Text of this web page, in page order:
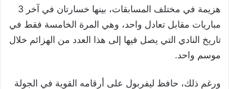
هزيمة في مختلف المسابقات، بينها خسارتان في آخر 3
مباريات مقابل تعادل واحد، وهي المرة الخامسة فقط في
تاريخ النادي التي يصل فيها إلى هذا العدد من الهزائم خلال
موسم واحد.
ورغم ذلك، حافظ ليفربول على أرقامه القوية في الجولة